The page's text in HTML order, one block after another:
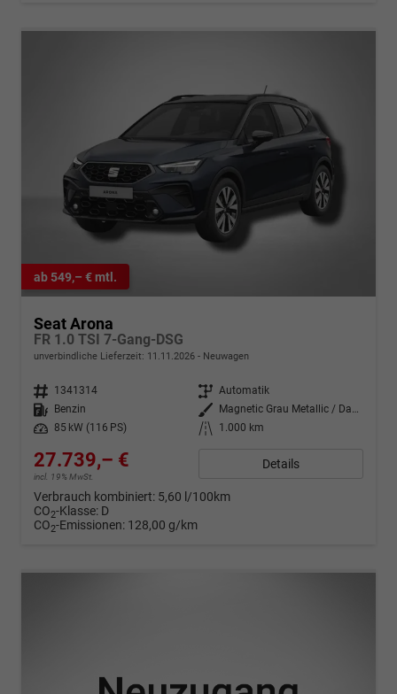
ab 549,– € mtl.
Seat Arona
FR 1.0 TSI 7-Gang-DSG
unverbindliche Lieferzeit: 11.11.2026 Neuwagen
Fahrzeugnr. 1341314 Getriebe Automatik
Kraftstoff
Benzin Außenfarbe
Magnetic Grau Metallic / Dach in Midnight Schwarz Metallic
Leistung
85 kW (116 PS) Kilometerstand 1.000 km
27.739,– €
incl. 19% MwSt.
Details
Verbrauch kombiniert: 5,60 l/100km
CO2-Klasse: D
CO2-Emissionen: 128,00 g/km